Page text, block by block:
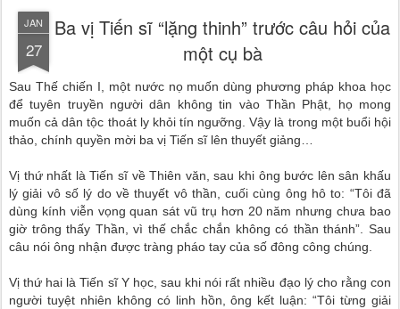
JAN
27
Ba vị Tiến sĩ “lặng thinh” trước câu hỏi của
một cụ bà
Sau Thế chiến I, một nước nọ muốn dùng phương pháp khoa học
để tuyên truyền người dân không tin vào Thần Phật, họ mong
muốn cả dân tộc thoát ly khỏi tín ngưỡng. Vậy là trong một buổi hội
thảo, chính quyền mời ba vị Tiến sĩ lên thuyết giảng…
Vị thứ nhất là Tiến sĩ về Thiên văn, sau khi ông bước lên sân khấu
lý giải vô số lý do về thuyết vô thần, cuối cùng ông hô to: “Tôi đã
dùng kính viễn vọng quan sát vũ trụ hơn 20 năm nhưng chưa bao
giờ trông thấy Thần, vì thế chắc chắn không có thần thánh”. Sau
câu nói ông nhận được tràng pháo tay của số đông công chúng.
Vị thứ hai là Tiến sĩ Y học, sau khi nói rất nhiều đạo lý cho rằng con
người tuyệt nhiên không có linh hồn, ông kết luận: “Tôi từng giải